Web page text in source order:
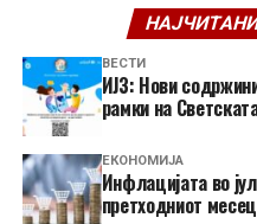
ВЕСТИ
ИЈЗ: Нови
рамки на
ЕКОНОМИЈА
Инфлацијата во
претходниот